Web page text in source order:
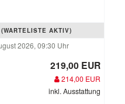
AKTIV)
2026, 09:30 Uhr
219,00 EUR
214,00 EUR
inkl. Ausstattung